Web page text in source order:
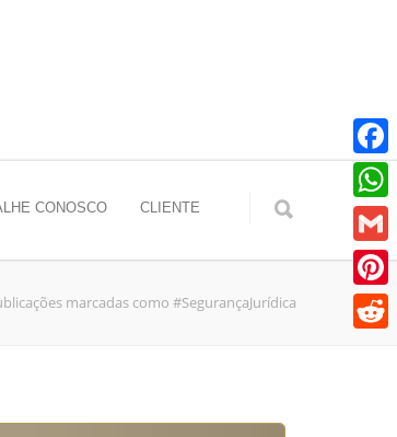
CONOSCO CLIENTE
marcadas como #SegurançaJurídica
Gmail